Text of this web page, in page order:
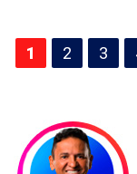
Paginação
de
1 2 3